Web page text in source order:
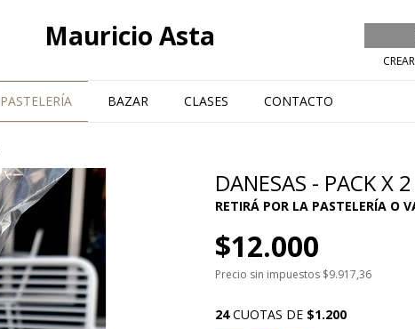
Mauricio Asta
PASTELERÍA BAZAR CLASES CONTACTO
DANESAS - PACK X 2
$12.000
Precio sin impuestos $9.917,36
24 CUOTAS DE $1.200